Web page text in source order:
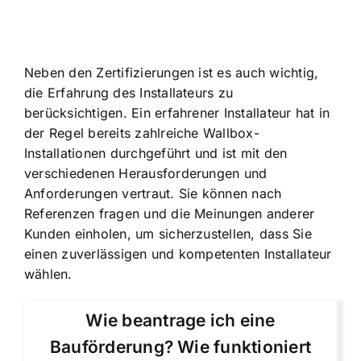
Neben den Zertifizierungen ist es auch wichtig,
die Erfahrung des Installateurs zu
berücksichtigen. Ein erfahrener Installateur hat in
der Regel bereits zahlreiche Wallbox-
Installationen durchgeführt und ist mit den
verschiedenen Herausforderungen und
Anforderungen vertraut. Sie können nach
Referenzen fragen und die Meinungen anderer
Kunden einholen, um sicherzustellen, dass Sie
einen zuverlässigen und kompetenten Installateur
wählen.
Wie beantrage ich eine
Bauförderung? Wie funktioniert